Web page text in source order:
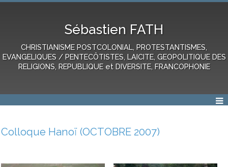
Sébastien FATH
CHRISTIANISME POSTCOLONIAL, PROTESTANTISMES,
EVANGELIQUES / PENTECÔTISTES, LAICITE, GEOPOLITIQUE DES
RELIGIONS, REPUBLIQUE et DIVERSITE, FRANCOPHONIE
Colloque Hanoï (OCTOBRE 2007)